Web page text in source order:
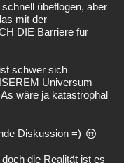
übeflogen, aber
mit der
DIE Barriere für
schwer sich
Universum
wäre ja katastrophal
Diskussion =)
die Realität ist es